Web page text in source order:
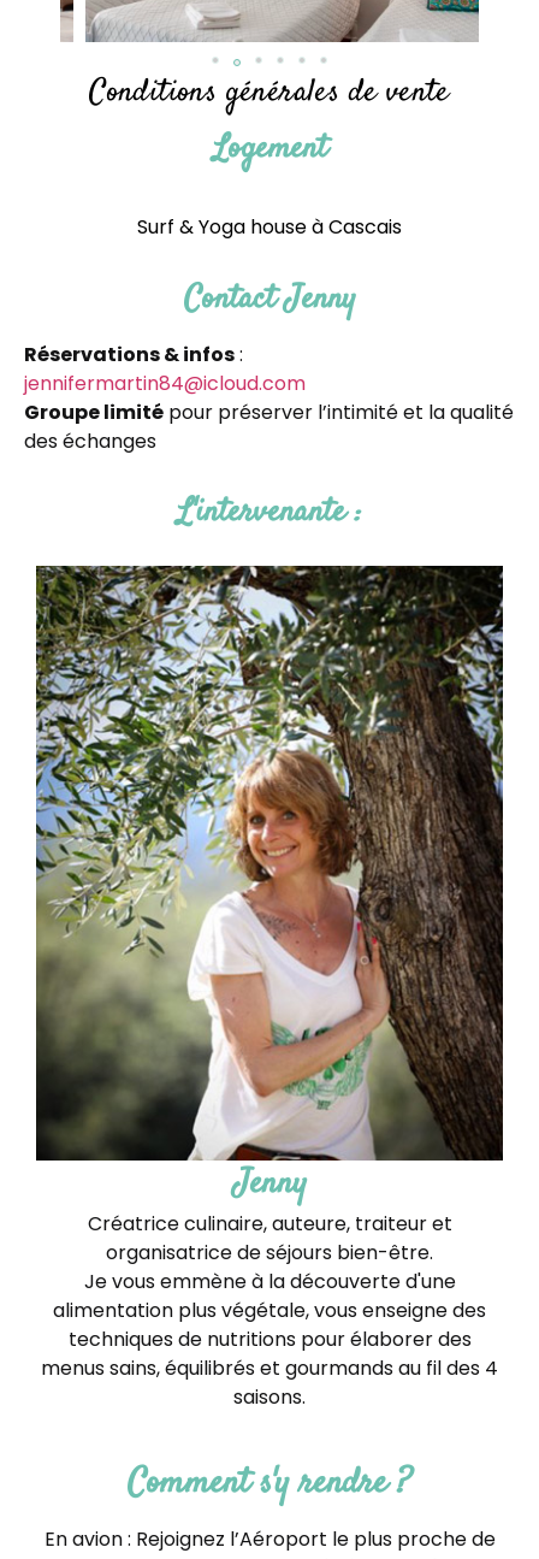
Conditions générales de vente
Logement
Surf & Yoga house à Cascais
Contact Jenny
Réservations & infos:
jennifermartin84@icloud.com
Groupe limité pour préserver l’intimité et la qualité
des échanges
L'intervenante :
Jenny
Créatrice culinaire, auteure, traiteur et
organisatrice de séjours bien-être.
Je vous emmène à la découverte d'une
alimentation plus végétale, vous enseigne des
techniques de nutritions pour élaborer des
menus sains, équilibrés et gourmands au fil des 4
saisons.
Comment s'y rendre ?
En avion : Rejoignez l’Aéroport le plus proche de